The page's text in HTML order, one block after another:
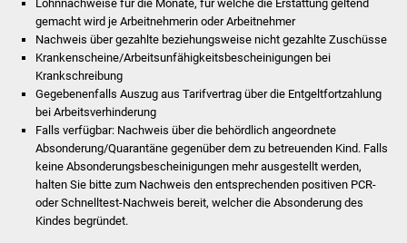
Veranstaltungen
Stadtfest
Ostermarkt
Einrichtungen
Hallenbad
Lohnnachweise für die Monate, für welche die Erstattung geltend
gemacht wird je Arbeitnehmerin oder Arbeitnehmer
Nachweis über gezahlte beziehungsweise nicht gezahlte Zuschüsse
Krankenscheine/Arbeitsunfähigkeitsbescheinigungen bei
Krankschreibung
Gegebenenfalls Auszug aus Tarifvertrag über die Entgeltfortzahlung
bei Arbeitsverhinderung
Falls verfügbar: Nachweis über die behördlich angeordnete
Absonderung/Quarantäne gegenüber dem zu betreuenden Kind. Falls
keine Absonderungsbescheinigungen mehr ausgestellt werden,
halten Sie bitte zum Nachweis den entsprechenden positiven PCR-
oder Schnelltest-Nachweis bereit, welcher die Absonderung des
Kindes begründet.